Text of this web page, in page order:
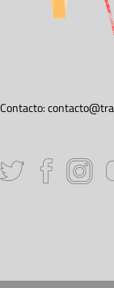
Contacto: